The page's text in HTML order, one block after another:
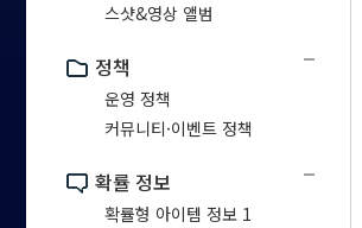
스샷&영상 앨범
정책
운영 정책
커뮤니티·이벤트 정책
확률 정보
확률형 아이템 정보 1